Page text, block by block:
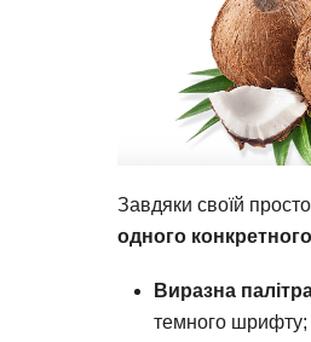
Завдяки своїй
одного
Виразна
темного шрифту;